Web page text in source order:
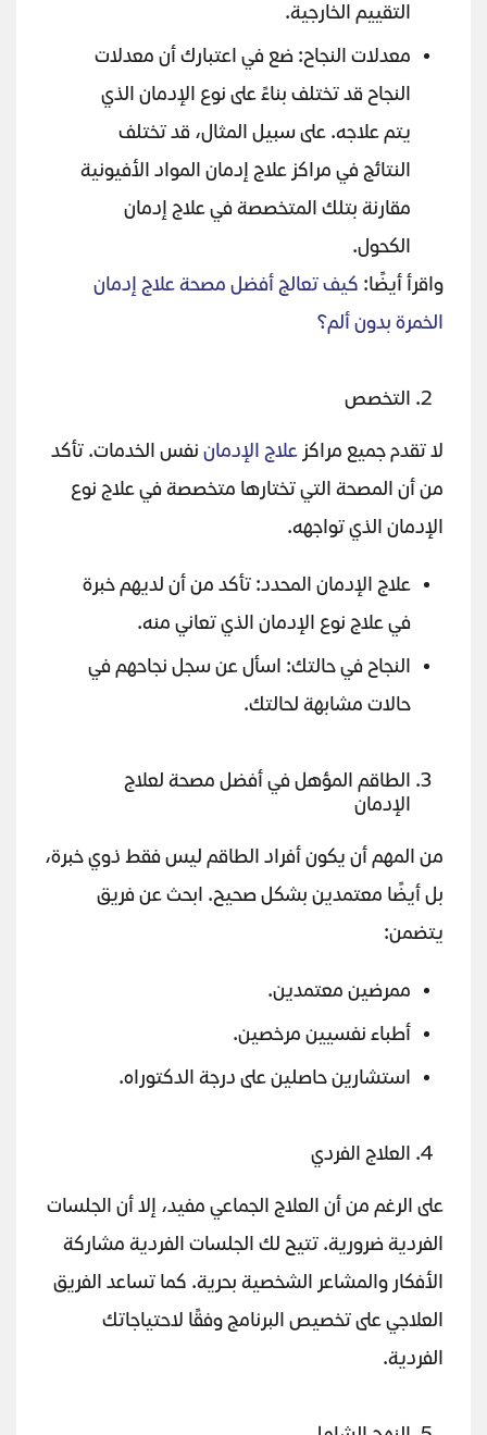
التقييم الخارجية.
معدلات النجاح: ضع في اعتبارك أن معدلات
النجاح قد تختلف بناءً على نوع الإدمان الذي
يتم علاجه. على سبيل المثال، قد تختلف
النتائج في مراكز علاج إدمان المواد الأفيونية
مقارنة بتلك المتخصصة في علاج إدمان
الكحول.
واقرأ أيضًا: كيف تعالج أفضل مصحة علاج إدمان
الخمرة بدون ألم؟
التخصص
لا تقدم جميع مراكزعلاج الإدمان نفس الخدمات. تأكد
من أن المصحة التي تختارها متخصصة في علاج نوع
الإدمان الذي تواجهه.
علاج الإدمان المحدد: تأكد من أن لديهم خبرة
في علاج نوع الإدمان الذي تعاني منه.
النجاح في حالتك: اسأل عن سجل نجاحهم في
حالات مشابهة لحالتك.
الطاقم المؤهل في أفضل مصحة لعلاج
الإدمان
من المهم أن يكون أفراد الطاقم ليس فقط ذوي خبرة،
بل أيضًا معتمدين بشكل صحيح. ابحث عن فريق
يتضمن:
ممرضين معتمدين.
أطباء نفسيين مرخصين.
استشارين حاصلين على درجة الدكتوراه.
العلاج الفردي
على الرغم من أن العلاج الجماعي مفيد، إلا أن الجلسات
الفردية ضرورية. تتيح لك الجلسات الفردية مشاركة
الأفكار والمشاعر الشخصية بحرية. كما تساعد الفريق
العلاجي على تخصيص البرنامج وفقًا لاحتياجاتك
الفردية.